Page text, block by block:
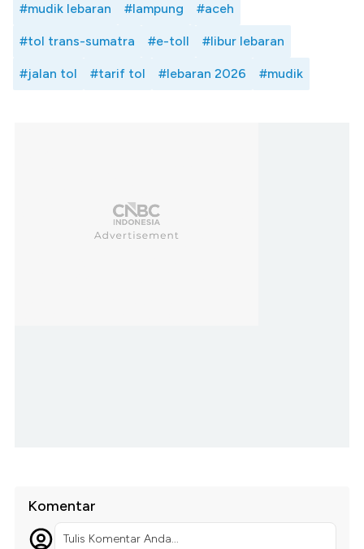
#mudik lebaran #lampung #aceh
#tol trans-sumatra #e-toll #libur lebaran
#jalan tol #tarif tol #lebaran 2026 #mudik
Komentar
Tulis Komentar Anda...